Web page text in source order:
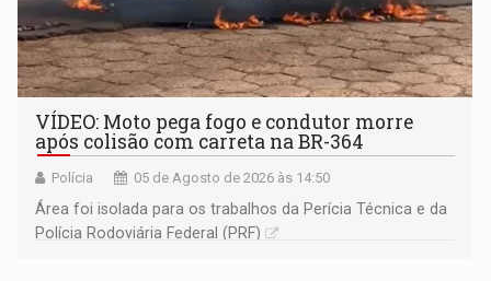
VÍDEO: Moto pega fogo e condutor morre
após colisão com carreta na BR-364
Polícia 05 de Agosto de 2026 às 14:50
Área foi isolada para os trabalhos da Perícia Técnica e da
Polícia Rodoviária Federal (PRF)